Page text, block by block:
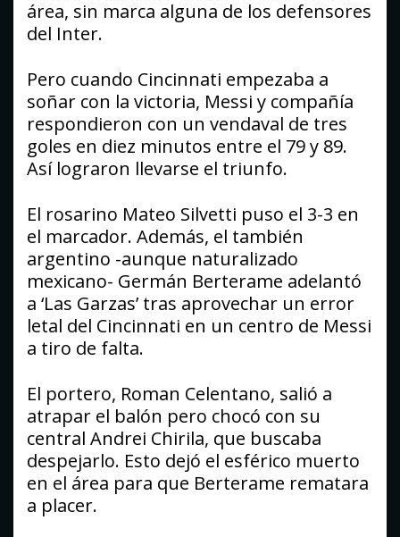
área, sin marca alguna de los defensores
del Inter.
Pero cuando Cincinnati empezaba a
soñar con la victoria, Messi y compañía
respondieron con un vendaval de tres
goles en diez minutos entre el 79 y 89.
Así lograron llevarse el triunfo.
El rosarino Mateo Silvetti puso el 3-3 en
el marcador. Además, el también
argentino -aunque naturalizado
mexicano- Germán Berterame adelantó
a ‘Las Garzas’ tras aprovechar un error
letal del Cincinnati en un centro de Messi
a tiro de falta.
El portero, Roman Celentano, salió a
atrapar el balón pero chocó con su
central Andrei Chirila, que buscaba
despejarlo. Esto dejó el esférico muerto
en el área para que Berterame rematara
a placer.